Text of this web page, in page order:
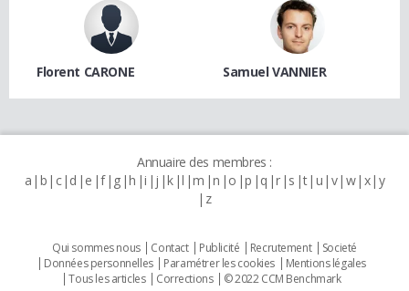
Florent CARONE Samuel VANNIER
Annuaire des membres :
a b c d e f g h i j k l m n o p q r s t u v w x y
z
Qui sommes nous Contact Publicité Recrutement
Societé
Données personnelles
Paramétrer les cookies
Mentions légales
Tous les articles
Corrections © 2022 CCM Benchmark